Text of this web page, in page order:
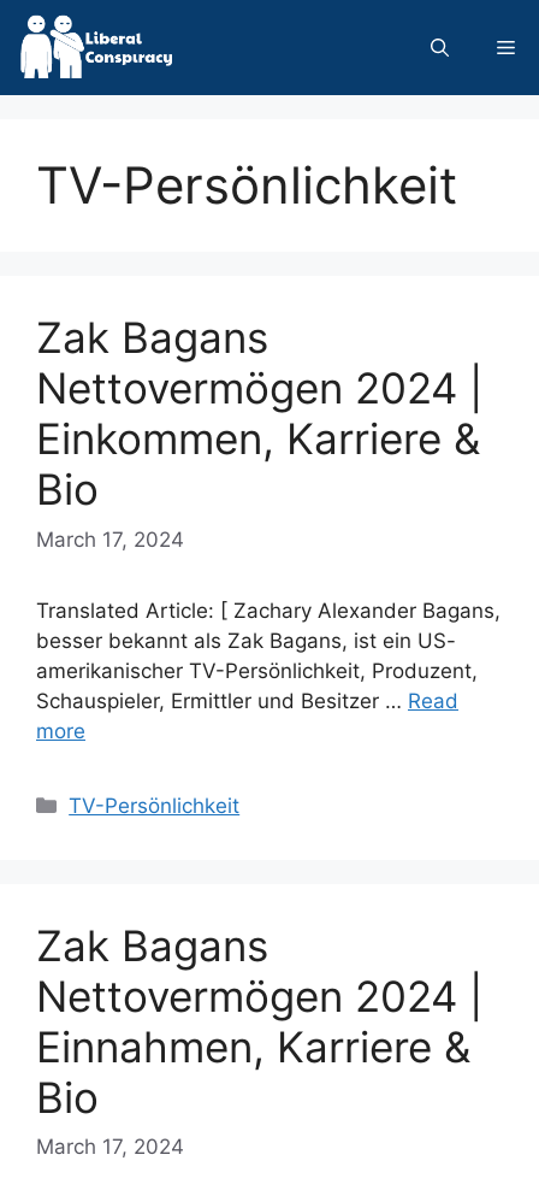
Skip
content
TV-Persönlichkeit
Zak Bagans
Nettovermögen 2024 |
Einkommen, Karriere &
Bio
March 17, 2024
Translated Article: [ Zachary Alexander Bagans,
besser bekannt als Zak Bagans, ist ein US-
amerikanischer TV-Persönlichkeit, Produzent,
Schauspieler, Ermittler und Besitzer … Read
more
Categories
TV-Persönlichkeit
Zak Bagans
Nettovermögen 2024 |
Einnahmen, Karriere &
Bio
March 17, 2024